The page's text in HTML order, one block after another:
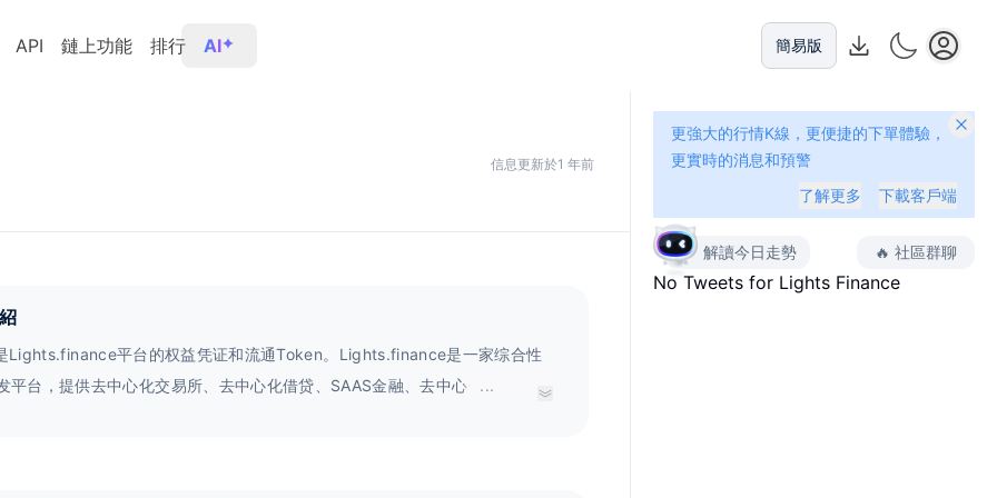
API 鏈上功能 排行 AI 簡易版
信息更新於1 年前
Lights.finance平台的权益凭证和流通Token。Lights.finance是一家综合性
平台，提供去中心化交易所、去中心化借贷、SAAS金融、去中心化项目等服
...
更強大的行情K線，更便捷的下單體驗，
更實時的消息和預警
了解更多
下載客戶端
解讀今日走勢 🔥 社區群聊
No Tweets for Lights Finance